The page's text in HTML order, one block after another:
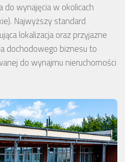
do wynajęcia w okolicach
Najwyższy standard
lokalizacja oraz przyjazne
dochodowego biznesu to
do wynajmu nieruchomości